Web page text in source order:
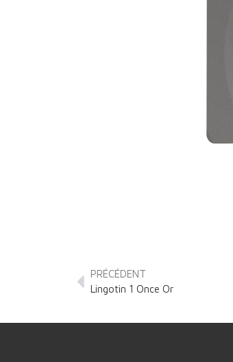
PRÉCÉDENT
Lingotin 1 Once Or